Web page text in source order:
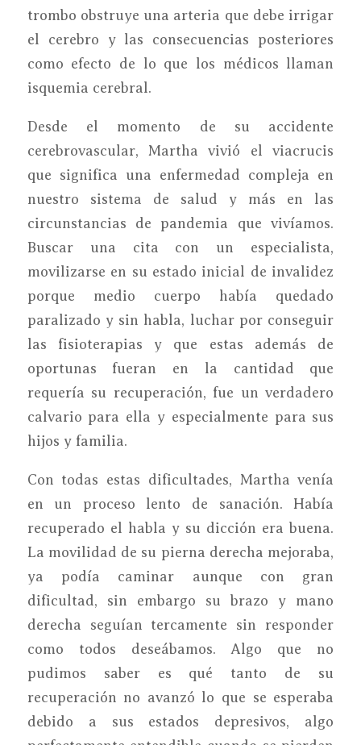
trombo obstruye una arteria que debe irrigar
el cerebro y las consecuencias posteriores
como efecto de lo que los médicos llaman
isquemia cerebral.
Desde el momento de su accidente
cerebrovascular, Martha vivió el viacrucis
que significa una enfermedad compleja en
nuestro sistema de salud y más en las
circunstancias de pandemia que vivíamos.
Buscar una cita con un especialista,
movilizarse en su estado inicial de invalidez
porque medio cuerpo había quedado
paralizado y sin habla, luchar por conseguir
las fisioterapias y que estas además de
oportunas fueran en la cantidad que
requería su recuperación, fue un verdadero
calvario para ella y especialmente para sus
hijos y familia.
Con todas estas dificultades, Martha venía
en un proceso lento de sanación. Había
recuperado el habla y su dicción era buena.
La movilidad de su pierna derecha mejoraba,
ya podía caminar aunque con gran
dificultad, sin embargo su brazo y mano
derecha seguían tercamente sin responder
como todos deseábamos. Algo que no
pudimos saber es qué tanto de su
recuperación no avanzó lo que se esperaba
debido a sus estados depresivos, algo